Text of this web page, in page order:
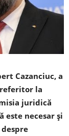
Cazanciuc, a
la
juridică
este necesar şi